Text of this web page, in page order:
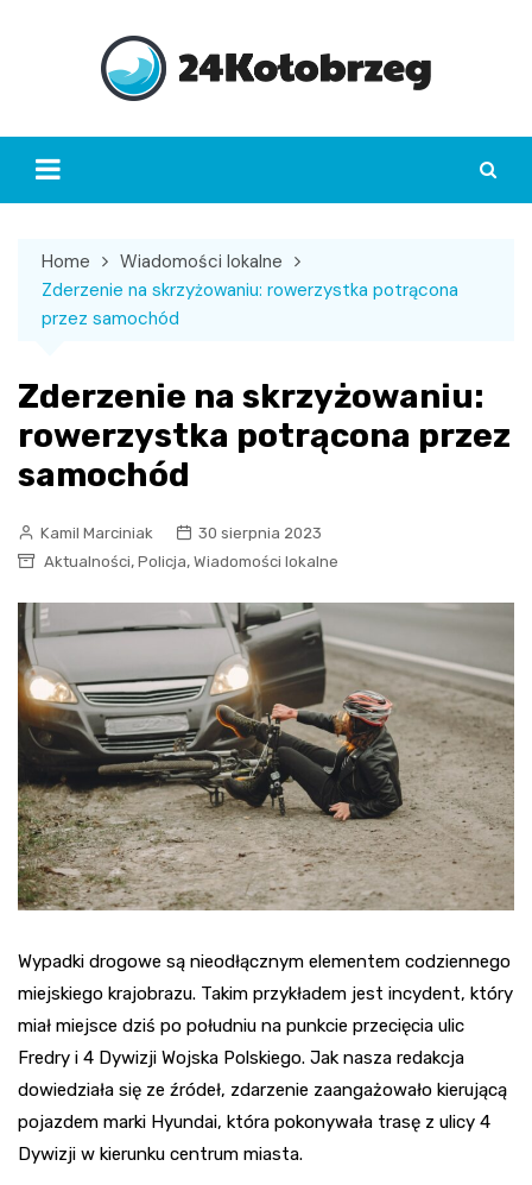
Home
Wiadomości lokalne
Zderzenie na skrzyżowaniu: rowerzystka potrącona
przez samochód
Zderzenie na skrzyżowaniu:
rowerzystka potrącona przez
samochód
Kamil Marciniak
30 sierpnia 2023
Aktualności, Policja, Wiadomości lokalne
Wypadki drogowe są nieodłącznym elementem codziennego
miejskiego krajobrazu. Takim przykładem jest incydent, który
miał miejsce dziś po południu na punkcie przecięcia ulic
Fredry i 4 Dywizji Wojska Polskiego. Jak nasza redakcja
dowiedziała się ze źródeł, zdarzenie zaangażowało kierującą
pojazdem marki Hyundai, która pokonywała trasę z ulicy 4
Dywizji w kierunku centrum miasta.